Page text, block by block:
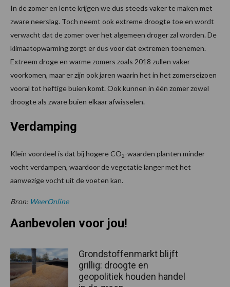
In de zomer en lente krijgen we dus steeds vaker te maken met
zware neerslag. Toch neemt ook extreme droogte toe en wordt
verwacht dat de zomer over het algemeen droger zal worden. De
klimaatopwarming zorgt er dus voor dat extremen toenemen.
Extreem droge en warme zomers zoals 2018 zullen vaker
voorkomen, maar er zijn ook jaren waarin het in het zomerseizoen
vooral tot heftige buien komt. Ook kunnen in één zomer zowel
droogte als zware buien elkaar afwisselen.
Verdamping
Klein voordeel is dat bij hogere CO2-waarden planten minder
vocht verdampen, waardoor de vegetatie langer met het
aanwezige vocht uit de voeten kan.
Bron: WeerOnline
Aanbevolen voor jou!
Grondstoffenmarkt blijft
grillig: droogte en
geopolitiek houden handel